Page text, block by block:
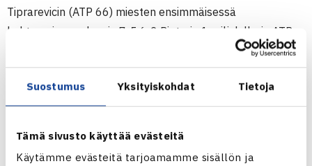
Suostumus Yksityiskohdat Tietoja
Tämä sivusto käyttää evästeitä
Käytämme evästeitä tarjoamamme sisällön ja
Tiprarevicin (ATP 66) miesten ensimmäisessä
kohtaamisessa luvuin 7-5,6-2 Pietarin 1 milj.dollarin ATP-
turnauksen ensimmäisellä kierroksella maanantaina ja
kohtaa toisella kierroksella Italian Potito Staracen (ATP
97). Miehet kohtaavat nyt kolmannen kerran. Aiemmin
tänä vuonna Zagrebissa Nieminen voitti Staracen luvuin 3-
6, 7-5, 6-3 ja viime vuonna San Marinossa 1-6, 6-3, 6-0.